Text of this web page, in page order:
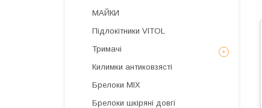
МАЙКИ
Підлокітники VITOL
Тримачі
Килимки антиковзясті
Брелоки MIX
Брелоки шкіряні довгі